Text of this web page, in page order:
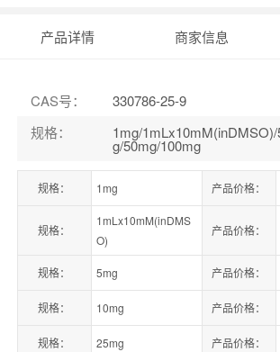
产品详情 商家信息
CAS号：
330786-25-9
规格： 1mg/
g/50mg/100mg
规格： 1mg 产品价格：
规格：
1mLx10mM(inDMS
O)
产品价格：
规格： 5mg 产品价格：
规格： 10mg 产品价格：
规格： 25mg 产品价格：